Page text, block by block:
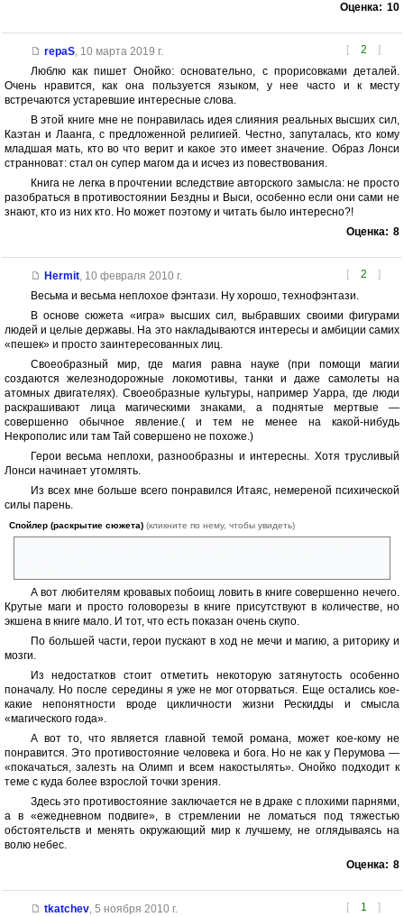
Оценка: 10
[ 2 ]
repaS, 10 марта 2019 г.
Люблю как пишет Онойко: основательно, с прорисовками деталей.
Очень нравится, как она пользуется языком, у нее часто и к месту
встречаются устаревшие интересные слова.
В этой книге мне не понравилась идея слияния реальных высших сил,
Каэтан и Лаанга, с предложенной религией. Честно, запуталась, кто кому
младшая мать, кто во что верит и какое это имеет значение. Образ Лонси
странноват: стал он супер магом да и исчез из повествования.
Книга не легка в прочтении вследствие авторского замысла: не просто
разобраться в противостоянии Бездны и Выси, особенно если они сами не
знают, кто из них кто. Но может поэтому и читать было интересно?!
Оценка: 8
[ 2 ]
Hermit, 10 февраля 2010 г.
Весьма и весьма неплохое фэнтази. Ну хорошо, технофэнтази.
В основе сюжета «игра» высших сил, выбравших своими фигурами
людей и целые державы. На это накладываются интересы и амбиции самих
«пешек» и просто заинтересованных лиц.
Своеобразный мир, где магия равна науке (при помощи магии
создаются железнодорожные локомотивы, танки и даже самолеты на
атомных двигателях). Своеобразные культуры, например Уарра, где люди
раскрашивают лица магическими знаками, а поднятые мертвые —
совершенно обычное явление.( и тем не менее на какой-нибудь
Некрополис или там Тай совершено не похоже.)
Герои весьма неплохи, разнообразны и интересны. Хотя трусливый
Лонси начинает утомлять.
Из всех мне больше всего понравился Итаяс, немереной психической
силы парень.
Спойлер (раскрытие сюжета) (кликните по нему, чтобы увидеть)
А вот любителям кровавых побоищ ловить в книге совершенно нечего.
Крутые маги и просто головорезы в книге присутствуют в количестве, но
экшена в книге мало. И тот, что есть показан очень скупо.
По большей части, герои пускают в ход не мечи и магию, а риторику и
мозги.
Из недостатков стоит отметить некоторую затянутость особенно
поначалу. Но после середины я уже не мог оторваться. Еще остались кое-
какие непонятности вроде цикличности жизни Рескидды и смысла
«магического года».
А вот то, что является главной темой романа, может кое-кому не
понравится. Это противостояние человека и бога. Но не как у Перумова —
«покачаться, залезть на Олимп и всем накостылять». Онойко подходит к
теме с куда более взрослой точки зрения.
Здесь это противостояние заключается не в драке с плохими парнями,
а в «ежедневном подвиге», в стремлении не ломаться под тяжестью
обстоятельств и менять окружающий мир к лучшему, не оглядываясь на
волю небес.
Оценка: 8
[ 1 ]
tkatchev, 5 ноября 2010 г.